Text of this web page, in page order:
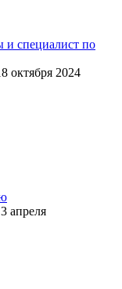
и специалист по
октября 2024
3 апреля